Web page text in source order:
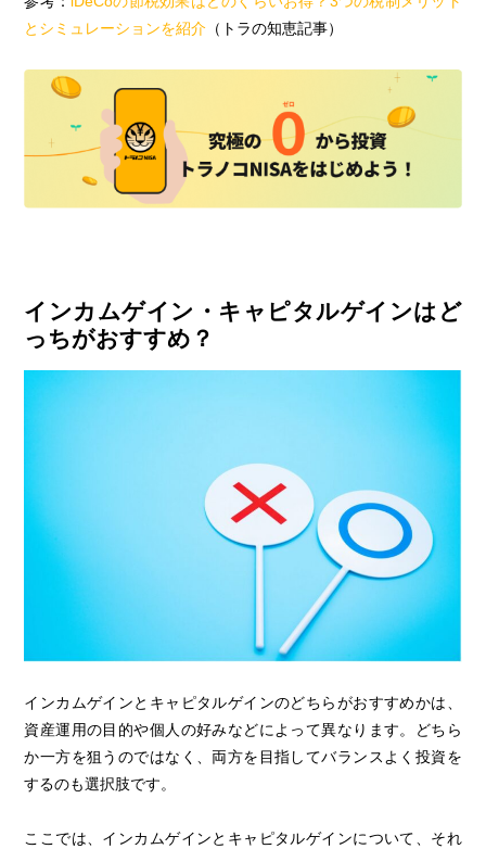
とシミュレーションを紹介 （トラの知恵記事）
インカムゲイン・キャピタルゲインはど
っちがおすすめ？
インカムゲインとキャピタルゲインのどちらがおすすめかは、
資産運用の目的や個人の好みなどによって異なります。どちら
か一方を狙うのではなく、両方を目指してバランスよく投資を
するのも選択肢です。
ここでは、インカムゲインとキャピタルゲインについて、それ